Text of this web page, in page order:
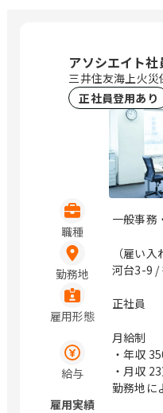
アソシエイト社
三井住友海上火
正社員登用あり
職種
一般事務
勤務地
（雇い
河台3-9 /
雇用形態
正社員
給与
月給制
・年収
・月収
勤務地に
雇用実績